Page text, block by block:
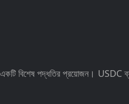
একটি বিশেষ পদ্ধতির প্রয়োজন। USDC